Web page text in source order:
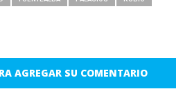
AGREGAR SU COMENTARIO